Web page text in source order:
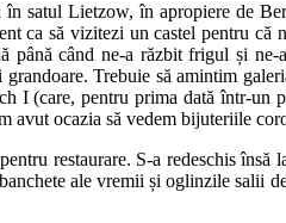
satul Lietzow, în apropiere de
ca să vizitezi un castel pentru
până când ne-a răzbit frigul și
Trebuie să amintim
I (care, pentru prima dată într-
avut ocazia să vedem bijuteriile
restaurare. S-a redeschis
ale vremii și oglinzile salii